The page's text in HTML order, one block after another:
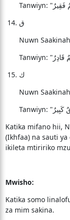
ق
ك
Katika mifano hii,
(Ikhfaa) na sauti
ikileta mtiririko
Mwisho:
Katika somo
za mim sakina.